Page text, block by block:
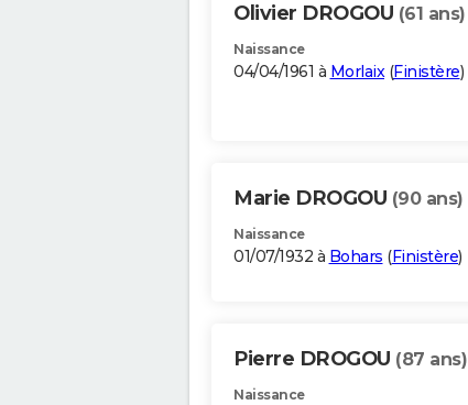
Olivier DROGOU (61 ans)
Naissance
04/04/1961 à Morlaix(Finistère)
Marie DROGOU (90 ans)
Naissance
01/07/1932 à Bohars (Finistère)
Pierre DROGOU (87 ans)
Naissance